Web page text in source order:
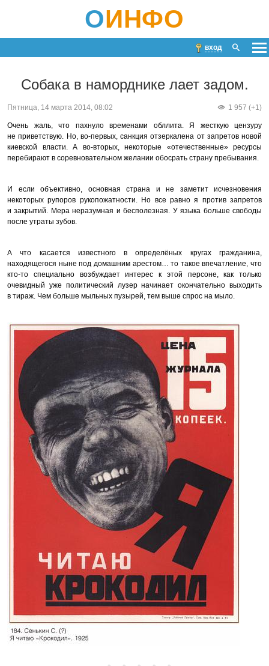
ОИНФО
вход
Собака в наморднике лает задом.
1 957 (+1)
Пятница, 14 марта 2014, 08:02
Очень жаль, что пахнуло временами обллита. Я жесткую цензуру
не приветствую. Но, во-первых, санкция отзеркалена от запретов новой
киевской власти. А во-вторых, некоторые «отечественные» ресурсы
перебирают в соревновательном желании обосрать страну пребывания.
И если объективно, основная страна и не заметит исчезновения
некоторых рупоров рукопожатности. Но все равно я против запретов
и закрытий. Мера неразумная и бесполезная. У языка больше свободы
после утраты зубов.
А что касается известного в определёных кругах гражданина,
находящегося ныне под домашним арестом… то такое впечатление, что
кто-то специально возбуждает интерес к этой персоне, как только
очевидный уже политический лузер начинает окончательно выходить
в тираж. Чем больше мыльных пузырей, тем выше спрос на мыло.